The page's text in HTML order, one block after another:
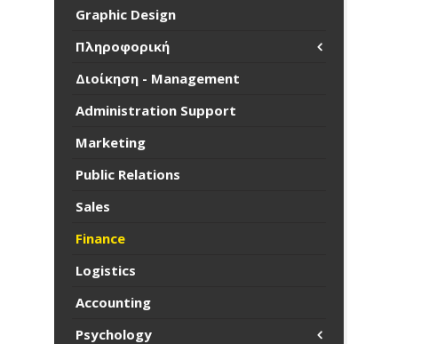
Graphic Design
Πληροφορική
Διοίκηση - Management
Administration Support
Marketing
Public Relations
Sales
Finance
Logistics
Accounting
Psychology